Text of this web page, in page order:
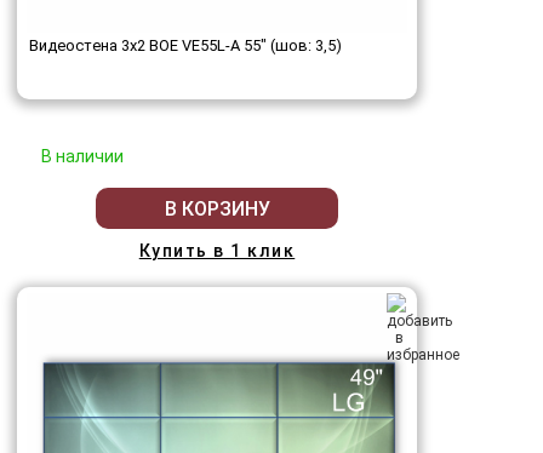
Видеостена 3x2 BOE VE55L-A 55" (шов: 3,5)
В наличии
В КОРЗИНУ
Купить в 1 клик